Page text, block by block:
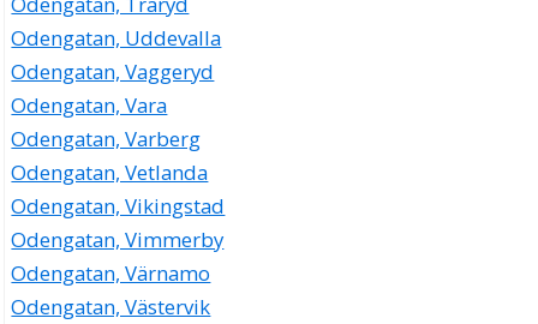
Odengatan, Uddevalla
Odengatan, Vaggeryd
Odengatan, Vara
Odengatan, Varberg
Odengatan, Vetlanda
Odengatan, Vikingstad
Odengatan, Vimmerby
Odengatan, Värnamo
Odengatan, Västervik